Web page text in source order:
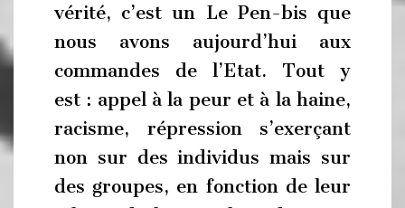
vérité, c’est un Le Pen-bis que
nous avons aujourd’hui aux
commandes de l’Etat. Tout y
est : appel à la peur et à la haine,
racisme, répression s’exerçant
non sur des individus mais sur
des groupes, en fonction de leur